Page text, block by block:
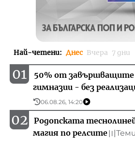
Най-четени: Днес Вчера 7 дни
01
50% от завършващите
гимназии - без
06.08.26, 14:20
02
Родопската
магия по релсите〣